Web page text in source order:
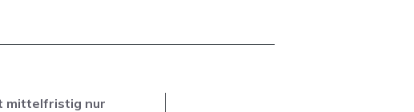
mittelfristig nur